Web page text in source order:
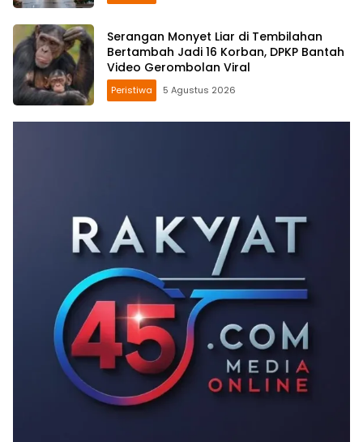
Serangan Monyet Liar di Tembilahan
Bertambah Jadi 16 Korban, DPKP Bantah
Video Gerombolan Viral
Peristiwa 5 Agustus 2026